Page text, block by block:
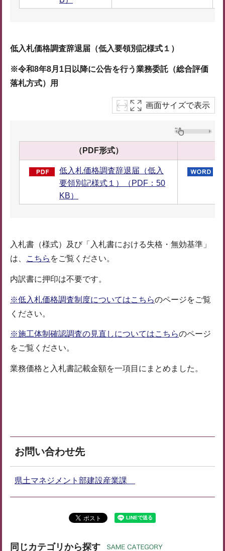
低入札価格調査辞退届（低入要領別記様式１）
※令和8年8月1日以降に公告を行う業務委託（総合評価
落札方式）用
画面サイズで表示
（PDF形式）
低入札価格調査辞退届（低入
要領別記様式１）（PDF：50
KB）
入札書（様式）及び「入札書における失格・無効基準」
は、
こちら をご覧ください。
内訳書に押印は不要です。
※低入札価格調査制度についてはこちらのページをご覧
ください。
※施工体制確認調査の見直しについてはこちらのページ
をご覧ください。
業務価格と入札書記載金額を一項目にまとめました。
お問い合わせ先
県土マネジメント部建設産業課
同じカテゴリから探す